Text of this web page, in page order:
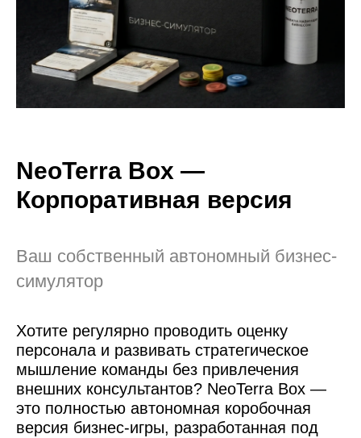
NeoTerra Box —
Корпоративная версия
Ваш собственный автономный бизнес-
симулятор
Хотите регулярно проводить оценку
персонала и развивать стратегическое
мышление команды без привлечения
внешних консультантов? NeoTerra Box —
это полностью автономная коробочная
версия бизнес-игры, разработанная под